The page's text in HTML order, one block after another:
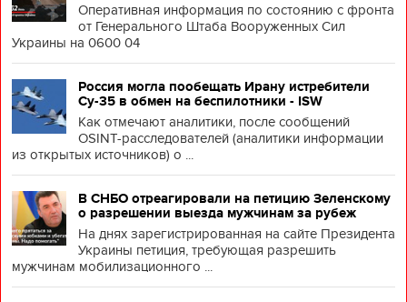
Оперативная информация по состоянию с фронта
от Генерального Штаба Вооруженных Сил
Украины на 0600 04
Россия могла пообещать Ирану истребители
Су-35 в обмен на беспилотники - ISW
Как отмечают аналитики, после сообщений
OSINT-расследователей (аналитики информации
из открытых источников) о ...
В СНБО отреагировали на петицию Зеленскому
о разрешении выезда мужчинам за рубеж
На днях зарегистрированная на сайте Президента
Украины петиция, требующая разрешить
мужчинам мобилизационного ...